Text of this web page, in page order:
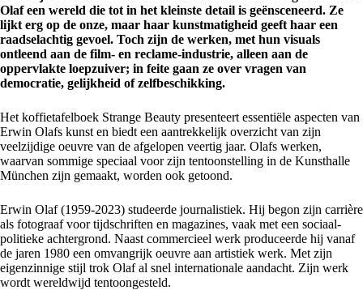
Olaf een wereld die tot in het kleinste detail is geënsceneerd. Ze
lijkt erg op de onze, maar haar kunstmatigheid geeft haar een
raadselachtig gevoel. Toch zijn de werken, met hun visuals
ontleend aan de film- en reclame-industrie, alleen aan de
oppervlakte loepzuiver; in feite gaan ze over vragen van
democratie, gelijkheid of zelfbeschikking.
Het koffietafelboek Strange Beauty presenteert essentiële aspecten van
Erwin Olafs kunst en biedt een aantrekkelijk overzicht van zijn
veelzijdige oeuvre van de afgelopen veertig jaar. Olafs werken,
waarvan sommige speciaal voor zijn tentoonstelling in de Kunsthalle
München zijn gemaakt, worden ook getoond.
Erwin Olaf (1959-2023) studeerde journalistiek. Hij begon zijn carrière
als fotograaf voor tijdschriften en magazines, vaak met een sociaal-
politieke achtergrond. Naast commercieel werk produceerde hij vanaf
de jaren 1980 een omvangrijk oeuvre aan artistiek werk. Met zijn
eigenzinnige stijl trok Olaf al snel internationale aandacht. Zijn werk
wordt wereldwijd tentoongesteld.